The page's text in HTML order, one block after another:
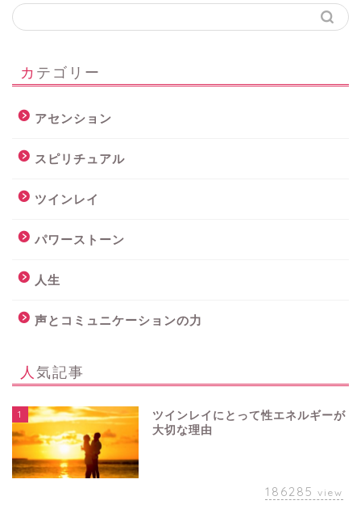
カテゴリー
アセンション
スピリチュアル
ツインレイ
パワーストーン
人生
声とコミュニケーションの力
人気記事
1
ツインレイにとって性エネルギーが
大切な理由
186285 view